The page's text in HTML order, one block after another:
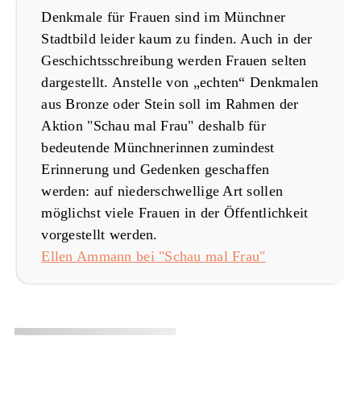
Denkmale für Frauen sind im Münchner
Stadtbild leider kaum zu finden. Auch in der
Geschichtsschreibung werden Frauen selten
dargestellt. Anstelle von „echten“ Denkmalen
aus Bronze oder Stein soll im Rahmen der
Aktion "Schau mal Frau" deshalb für
bedeutende Münchnerinnen zumindest
Erinnerung und Gedenken geschaffen
werden: auf niederschwellige Art sollen
möglichst viele Frauen in der Öffentlichkeit
vorgestellt werden.
Ellen Ammann bei "Schau mal Frau"